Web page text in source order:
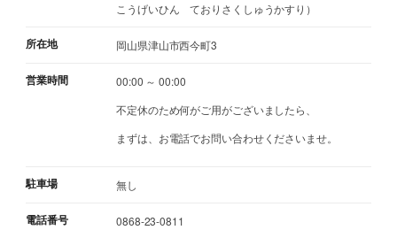
こうげいひん ておりさくしゅうかすり）
所在地 岡山県津山市西今町3
営業時間
00:00 ～ 00:00
不定休のため何がご用がございましたら、
まずは、お電話でお問い合わせくださいませ。
駐車場 無し
電話番号 0868-23-0811